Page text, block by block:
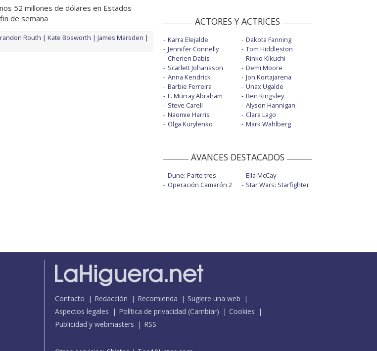
52 millones de dólares en Estados
de semana
Routh Kate Bosworth
James Marsden
ACTORES Y ACTRICES
Karra Elejalde
Jennifer Connelly
Cherien Dabis
Scarlett Johansson
Anna Kendrick
Barbie Ferreira
F. Murray Abraham
Steve Carell
Naomie Harris
Olga Kurylenko
Dakota Fanning
Tom Hiddleston
Rinko Kikuchi
Demi Moore
Jon Kortajarena
Unax Ugalde
Ben Kingsley
Alyson Hannigan
Clara Lago
Mark Wahlberg
AVANCES DESTACADOS
Dune: Parte tres
Operación Camarón 2
Ella McCay
Star Wars: Starfighter
Contacto Redacción Recomienda
Sugiere una web
Aspectos legales
Política de privacidad (Cambiar)
Cookies
Publicidad y webmasters
RSS